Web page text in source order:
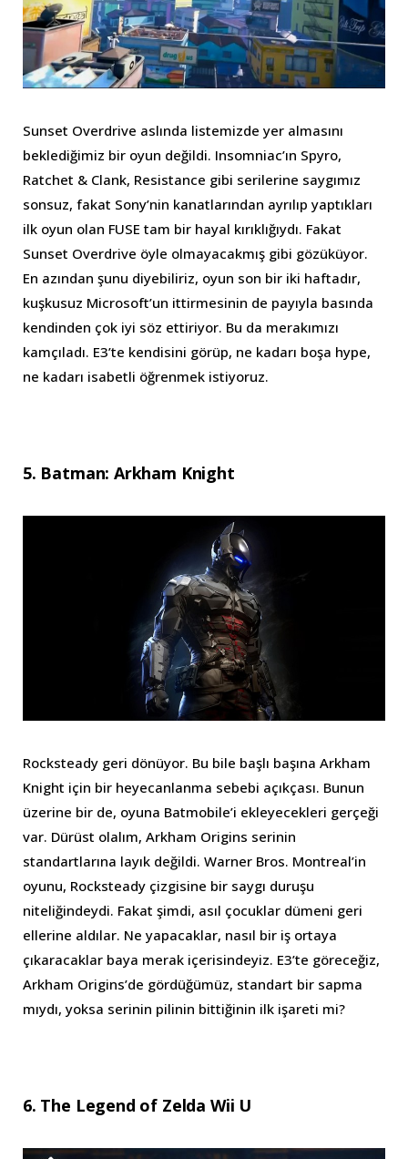
Sunset Overdrive aslında listemizde yer almasını
beklediğimiz bir oyun değildi. Insomniac’ın Spyro,
Ratchet & Clank, Resistance gibi serilerine saygımız
sonsuz, fakat Sony’nin kanatlarından ayrılıp yaptıkları
ilk oyun olan FUSE tam bir hayal kırıklığıydı. Fakat
Sunset Overdrive öyle olmayacakmış gibi gözüküyor.
En azından şunu diyebiliriz, oyun son bir iki haftadır,
kuşkusuz Microsoft’un ittirmesinin de payıyla basında
kendinden çok iyi söz ettiriyor. Bu da merakımızı
kamçıladı. E3’te kendisini görüp, ne kadarı boşa hype,
ne kadarı isabetli öğrenmek istiyoruz.
5. Batman: Arkham Knight
Rocksteady geri dönüyor. Bu bile başlı başına Arkham
Knight için bir heyecanlanma sebebi açıkçası. Bunun
üzerine bir de, oyuna Batmobile’i ekleyecekleri gerçeği
var. Dürüst olalım, Arkham Origins serinin
standartlarına layık değildi. Warner Bros. Montreal’in
oyunu, Rocksteady çizgisine bir saygı duruşu
niteliğindeydi. Fakat şimdi, asıl çocuklar dümeni geri
ellerine aldılar. Ne yapacaklar, nasıl bir iş ortaya
çıkaracaklar baya merak içerisindeyiz. E3’te göreceğiz,
Arkham Origins’de gördüğümüz, standart bir sapma
mıydı, yoksa serinin pilinin bittiğinin ilk işareti mi?
6. The Legend of Zelda Wii U